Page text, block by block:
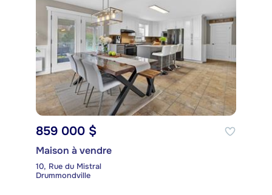
859 000 $
Maison à vendre
10, Rue du Mistral
Drummondville